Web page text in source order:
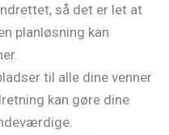
så det er let at
planløsning kan
til alle dine venner
kan gøre dine